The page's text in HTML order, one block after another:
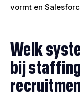
vormt en
Welk
bij